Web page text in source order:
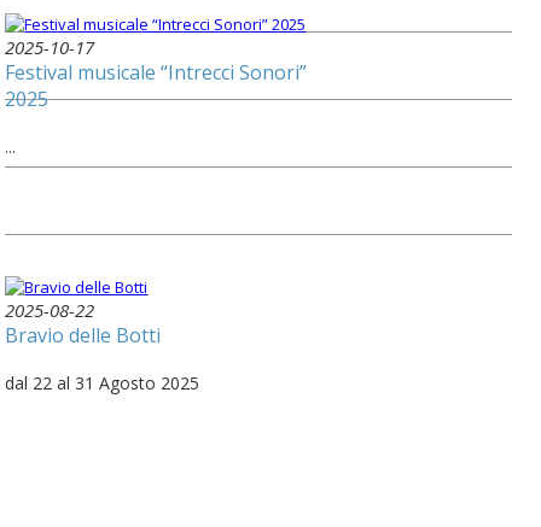
2025-10-17
Festival musicale “Intrecci Sonori”
2025
...
2025-08-22
Bravio delle Botti
dal 22 al 31 Agosto 2025